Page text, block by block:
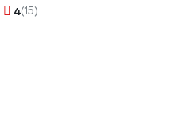
25 кг) 30699
4(15)